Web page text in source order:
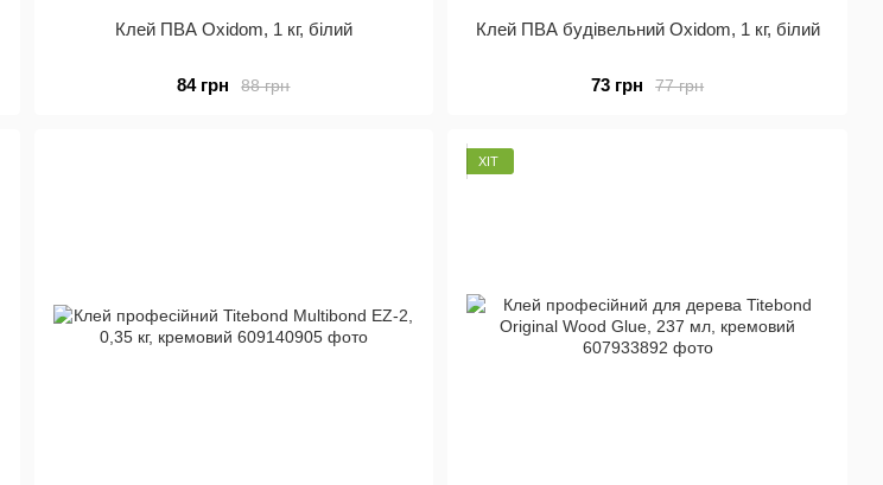
Клей ПВА Oxidom, 1 кг, білий
88 грн
84 грн
Клей ПВА будівельний Oxidom, 1 кг, білий
77 грн
73 грн
ХІТ